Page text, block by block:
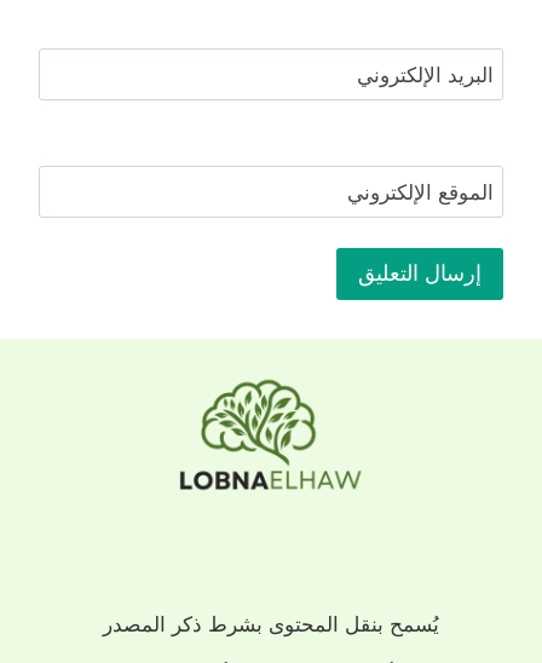
البريد الإلكتروني
الموقع الإلكتروني
يُسمح بنقل المحتوى بشرط ذكر المصدر